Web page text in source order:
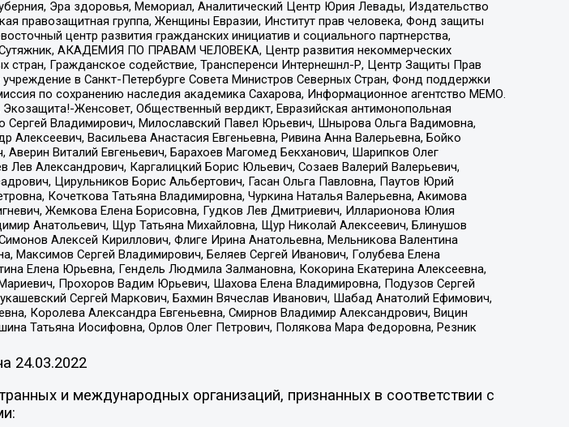
Эра здоровья, Мемориал, Аналитический Центр Юрия Левады, Издательство
правозащитная группа, Женщины Евразии, Институт прав человека, Фонд защиты
центр развития гражданских инициатив и социального партнерства,
Сутяжник, АКАДЕМИЯ ПО ПРАВАМ ЧЕЛОВЕКА, Центр развития некоммерческих
стран, Гражданское содействие, Трансперенси Интернешнл-Р, Центр Защиты Прав
в Санкт-Петербурге Совета Министров Северных Стран, Фонд поддержки
по сохранению наследия академика Сахарова, Информационное агентство МЕМО.
Женсовет, Общественный вердикт, Евразийская антимонопольная
Сергей Владимирович, Милославский Павел Юрьевич, Шнырова Ольга Вадимовна,
Васильева Анастасия Евгеньевна, Ривина Анна Валерьевна, Бойко
Виталий Евгеньевич, Барахоев Магомед Бекханович, Шарипков Олег
Александрович, Каргалицкий Борис Юльевич, Созаев Валерий Валерьевич,
Цирульников Борис Альбертович, Гасан Ольга Павловна, Паутов Юрий
Кочеткова Татьяна Владимировна, Чуркина Наталья Валерьевна, Акимова
Жемкова Елена Борисовна, Гудков Лев Дмитриевич, Илларионова Юлия
Анатольевич, Щур Татьяна Михайловна, Щур Николай Алексеевич, Блинушов
Алексей Кириллович, Флиге Ирина Анатольевна, Мельникова Валентина
Максимов Сергей Владимирович, Беляев Сергей Иванович, Голубева Елена
Елена Юрьевна, Гендель Людмила Залмановна, Кокорина Екатерина Алексеевна,
Прохоров Вадим Юрьевич, Шахова Елена Владимировна, Подузов Сергей
Сергей Маркович, Бахмин Вячеслав Иванович, Шабад Анатолий Ефимович,
Королева Александра Евгеньевна, Смирнов Владимир Александрович, Вицин
Татьяна Иосифовна, Орлов Олег Петрович, Полякова Мара Федоровна, Резник
24.03.2022
и международных организаций, признанных в соответствии с